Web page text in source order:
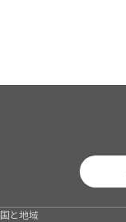
国と地域